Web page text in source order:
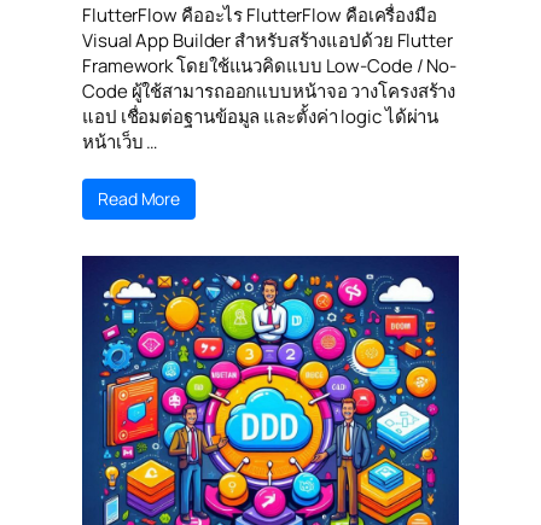
FlutterFlow คืออะไร FlutterFlow คือเครื่องมือ
Visual App Builder สำหรับสร้างแอปด้วย Flutter
Framework โดยใช้แนวคิดแบบ Low-Code / No-
Code ผู้ใช้สามารถออกแบบหน้าจอ วางโครงสร้าง
แอป เชื่อมต่อฐานข้อมูล และตั้งค่า logic ได้ผ่าน
หน้าเว็บ …
Read More